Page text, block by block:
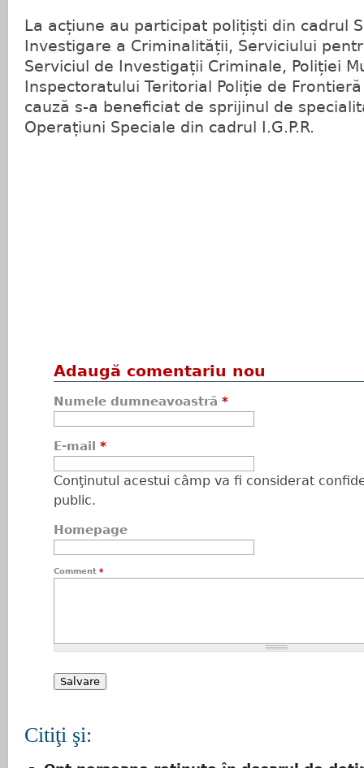
La acțiune au participat polițiști din cadrul
Investigare a Criminalității, Serviciului
Serviciul de Investigații Criminale, Poliției
Inspectoratului Teritorial Poliție de
cauză s-a beneficiat de sprijinul de
Operațiuni Speciale din cadrul I.G.P.R.
Adaugă comentariu nou
Numele dumneavoastră *
E-mail *
Conţinutul acestui câmp va fi considerat
public.
Homepage
Comment *
Citiţi şi: